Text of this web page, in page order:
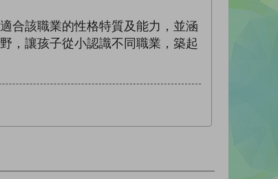
合該職業的性格特質及能力，並涵
，讓孩子從小認識不同職業，築起